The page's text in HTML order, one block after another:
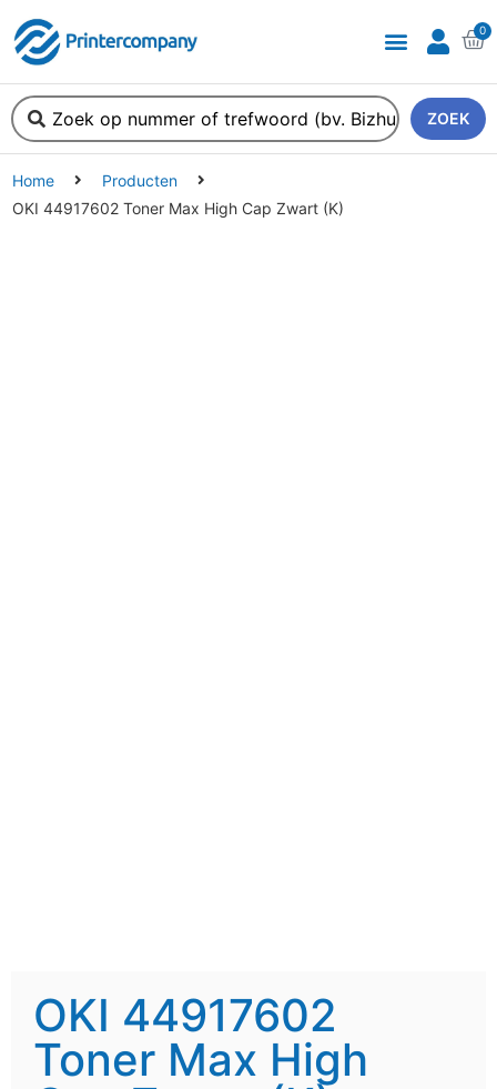
0
ZOEK
Home
Producten
OKI 44917602 Toner Max High Cap Zwart (K)
OKI 44917602
Toner Max High